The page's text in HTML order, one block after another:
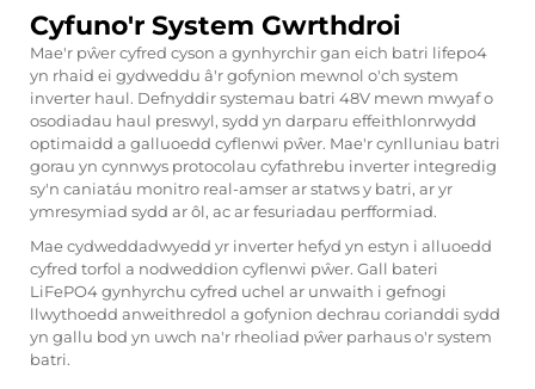
Cyfuno'r System Gwrthdroi
Mae'r pŵer cyfred cyson a gynhyrchir gan eich batri lifepo4
yn rhaid ei gydweddu â'r gofynion mewnol o'ch system
inverter haul. Defnyddir systemau batri 48V mewn mwyaf o
osodiadau haul preswyl, sydd yn darparu effeithlonrwydd
optimaidd a galluoedd cyflenwi pŵer. Mae'r cynlluniau batri
gorau yn cynnwys protocolau cyfathrebu inverter integredig
sy'n caniatáu monitro real-amser ar statws y batri, ar yr
ymresymiad sydd ar ôl, ac ar fesuriadau perfformiad.
Mae cydweddadwyedd yr inverter hefyd yn estyn i alluoedd
cyfred torfol a nodweddion cyflenwi pŵer. Gall bateri
LiFePO4gynhyrchu cyfred uchel ar unwaith i gefnogi
llwythoedd anweithredol a gofynion dechrau corianddi sydd
yn gallu bod yn uwch na'r rheoliad pŵer parhaus o'r system
batri.